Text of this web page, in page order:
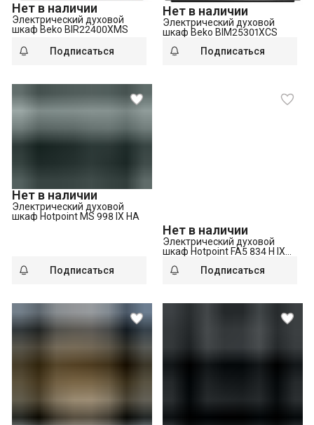
Нет в наличии
Электрический духовой
шкаф Beko BIR22400XMS
Подписаться
Нет в наличии
Электрический духовой
шкаф Beko BIM25301XCS
Подписаться
Нет в наличии
Электрический духовой
шкаф Hotpoint MS 998 IX HA
Подписаться
Нет в наличии
Электрический духовой
шкаф Hotpoint FA5 834 H IX
Подписаться